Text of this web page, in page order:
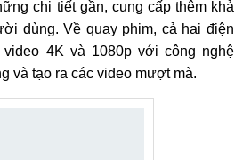
chi tiết gần, cung cấp thêm khả
dùng. Về quay phim, cả hai điện
4K và 1080p với công nghệ
và tạo ra các video mượt mà.